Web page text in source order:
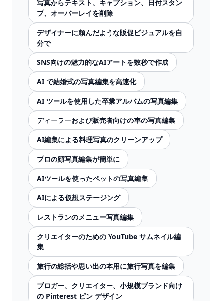
写真からテキスト、キャプション、日付スタン
プ、オーバーレイを削除
デザイナーに頼んだような販促ビジュアルを自
分で
SNS向けの魅力的なAIアートを数秒で作成
AI で結婚式の写真編集を高速化
AI ツールを使用した卒業アルバムの写真編集
ディーラーおよび販売者向けの車の写真編集
AI編集による料理写真のクリーンアップ
プロの顔写真編集が簡単に
AIツールを使ったペットの写真編集
AIによる仮想ステージング
レストランのメニュー写真編集
クリエイターのための YouTube サムネイル編
集
旅行の総括や思い出の本用に旅行写真を編集
ブロガー、クリエイター、小規模ブランド向け
の Pinterest ピン デザイン